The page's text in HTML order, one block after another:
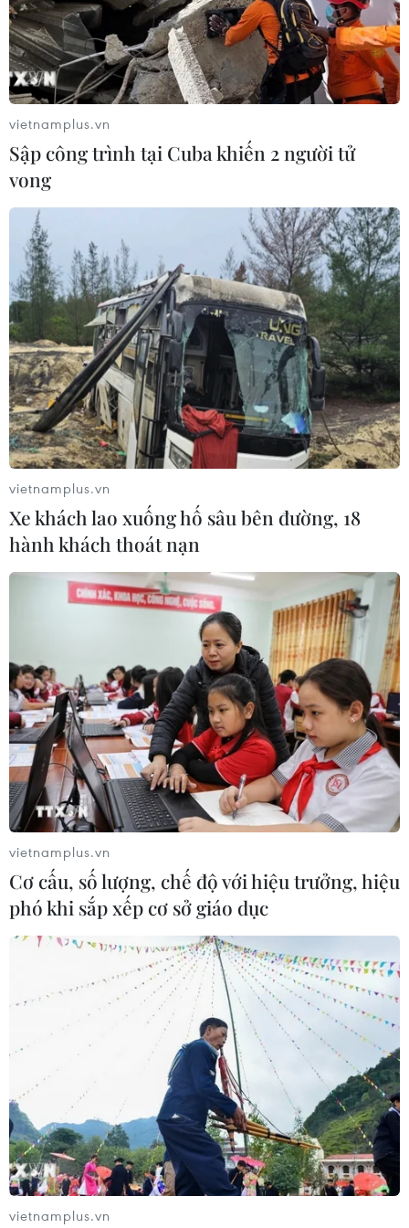
(TTXVN/Vietnam+)
#Quảng Ninh #bão số 1
#khắc phục hậu quả
#hạ tầng
#sản xuất #điện lực
#thủy sản
Quảng Ninh
Theo dõi VietnamPlus
TIN LIÊN QUAN
Quảng Ninh: Khắc phục hậu quả bão số 1,
sớm khôi phục cấp điện cho Cô Tô
05/07/2026 02:25
Tại Móng Cái, mưa lớn kèm gió giật cấp 9-10 đã làm
khoảng 850 cây xanh bị gãy đổ, nhiều ngôi nhà bị tốc
mái, hư hỏng mái tôn và gây ngập cục bộ tại các
phường Móng Cái 1, Móng Cái 2, Móng Cái 3.
vietnamplus.vn
Sập công trình tại Cuba khiến 2 người tử
vong
vietnamplus.vn
Xe khách lao xuống hố sâu bên đường, 18
hành khách thoát nạn
vietnamplus.vn
Cơ cấu, số lượng, chế độ với hiệu trưởng, hiệu
phó khi sắp xếp cơ sở giáo dục
vietnamplus.vn